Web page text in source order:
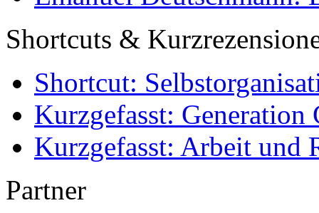
Shortcuts &
Shortcut:
Kurzgefasst: Generation
Kurzgefasst: Arbeit und
Partner